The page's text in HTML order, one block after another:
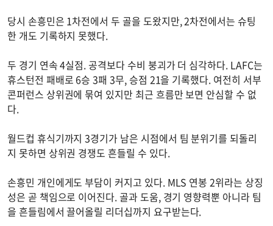
당시 손흥민은 1차전에서 두 골을 도왔지만, 2차전에서는 슈팅
한 개도 기록하지 못했다.
두 경기 연속 4실점. 공격보다 수비 붕괴가 더 심각하다. LAFC는
휴스턴전 패배로 6승 3패 3무, 승점 21을 기록했다. 여전히 서부
콘퍼런스 상위권에 묶여 있지만 최근 흐름만 보면 안심할 수 없
다.
월드컵 휴식기까지 3경기가 남은 시점에서 팀 분위기를 되돌리
지 못하면 상위권 경쟁도 흔들릴 수 있다.
손흥민 개인에게도 부담이 커지고 있다. MLS 연봉 2위라는 상징
성은 곧 책임으로 이어진다. 골과 도움, 경기 영향력뿐 아니라 팀
을 흔들림에서 끌어올릴 리더십까지 요구받는다.